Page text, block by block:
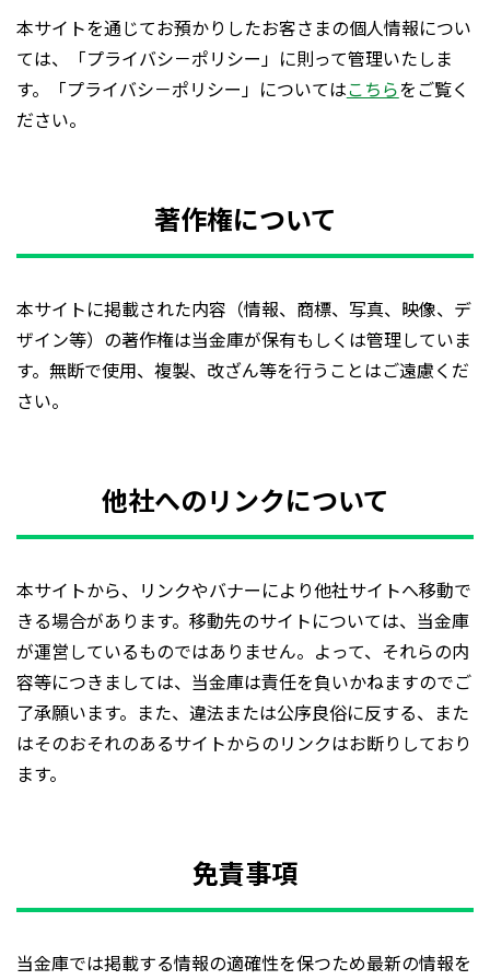
本サイトを通じてお預かりしたお客さまの個人情報につい
ては、「プライバシ－ポリシー」に則って管理いたしま
す。「プライバシ－ポリシー」についてはこちらをご覧く
ださい。
著作権について
本サイトに掲載された内容（情報、商標、写真、映像、デ
ザイン等）の著作権は当金庫が保有もしくは管理していま
す。無断で使用、複製、改ざん等を行うことはご遠慮くだ
さい。
他社へのリンクについて
本サイトから、リンクやバナーにより他社サイトへ移動で
きる場合があります。移動先のサイトについては、当金庫
が運営しているものではありません。よって、それらの内
容等につきましては、当金庫は責任を負いかねますのでご
了承願います。また、違法または公序良俗に反する、また
はそのおそれのあるサイトからのリンクはお断りしており
ます。
免責事項
当金庫では掲載する情報の適確性を保つため最新の情報を